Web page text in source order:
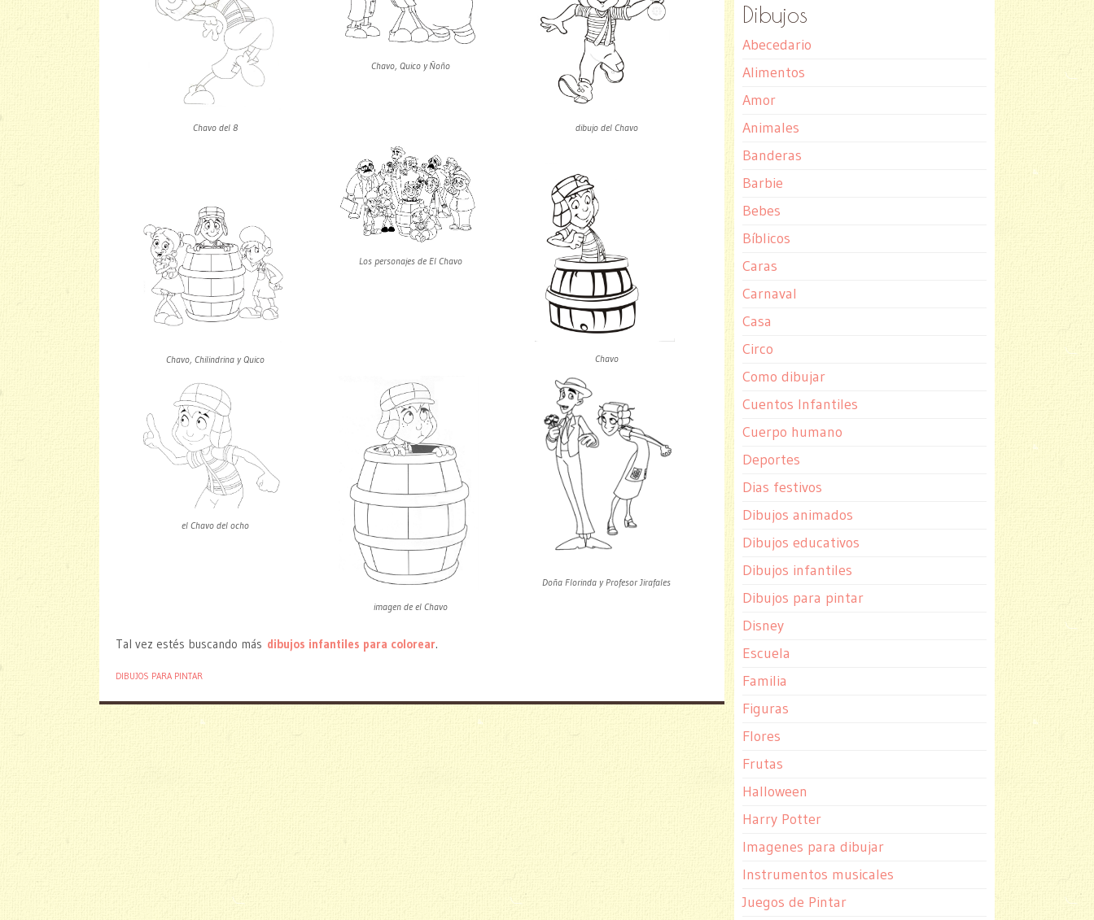
Chavo del 8
Chavo, Quico y Ñoño
dibujo del Chavo
Chavo, Chilindrina y Quico
Los personajes de El Chavo
Chavo
el Chavo del ocho
imagen de el Chavo
Doña Florinda y Profesor Jirafales
Tal vez estés buscando más dibujos infantiles para colorear.
DIBUJOS PARA PINTAR
Dibujos
Abecedario
Alimentos
Amor
Animales
Banderas
Barbie
Bebes
Bíblicos
Caras
Carnaval
Casa
Circo
Como dibujar
Cuentos Infantiles
Cuerpo humano
Deportes
Dias festivos
Dibujos animados
Dibujos educativos
Dibujos infantiles
Dibujos para pintar
Disney
Escuela
Familia
Figuras
Flores
Frutas
Halloween
Harry Potter
Imagenes para dibujar
Instrumentos musicales
Juegos de Pintar